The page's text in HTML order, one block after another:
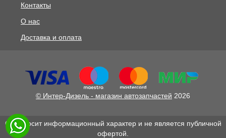
Контакты
О нас
Доставка и оплата
© Интер-Дизель - магазин автозапчастей 2026
Сайт носит информационный характер и не является публичной
офертой.